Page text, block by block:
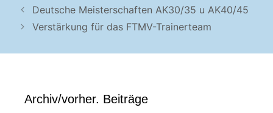
Deutsche Meisterschaften AK30/35 u AK40/45
Verstärkung für das FTMV-Trainerteam
Archiv/vorher. Beiträge